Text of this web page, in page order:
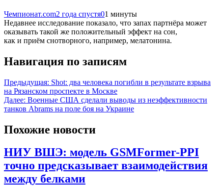
Чемпионат.com2 года спустя01 минуты
Недавнее исследование показало, что запах партнёра может
оказывать такой же положительный эффект на сон,
как и приём снотворного, например, мелатонина.
Навигация по записям
Предыдущая: Shot: два человека погибли в результате взрыва
на Рязанском проспекте в Москве
Далее: Военные США сделали выводы из неэффективности
танков Abrams на поле боя на Украине
Похожие новости
НИУ ВШЭ: модель GSMFormer-PPI
точно предсказывает взаимодействия
между белками